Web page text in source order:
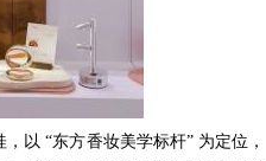
以 “东方香妆美学标杆” 为定位，